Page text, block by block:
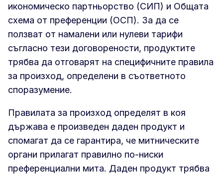
икономическо партньорство (СИП) и Общата
схема от преференции (ОСП). За да се
ползват от намалени или нулеви тарифи
съгласно тези договорености, продуктите
трябва да отговарят на специфичните правила
за произход, определени в съответното
споразумение.
Правилата за произход определят в коя
държава е произведен даден продукт и
спомагат да се гарантира, че митническите
органи прилагат правилно по-ниски
преференциални мита. Даден продукт трябва